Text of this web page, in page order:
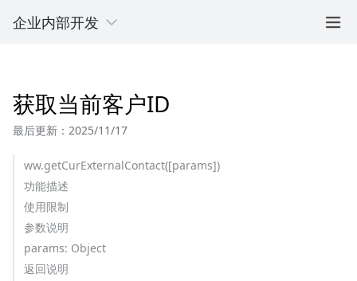
企业内部开发
获取当前客户ID
最后更新：2025/11/17
ww.getCurExternalContact([params])
功能描述
使用限制
参数说明
params: Object
返回说明